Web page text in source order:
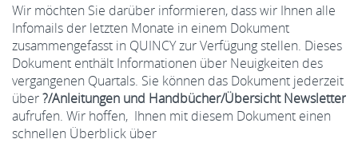
Wir möchten Sie darüber informieren, dass wir Ihnen alle
Infomails der letzten Monate in einem Dokument
zusammengefasst in QUINCY zur Verfügung stellen. Dieses
Dokument enthält Informationen über Neuigkeiten des
vergangenen Quartals. Sie können das Dokument jederzeit
über?/Anleitungen und Handbücher/Übersicht Newsletter
aufrufen. Wir hoffen, Ihnen mit diesem Dokument einen
schnellen Überblick über